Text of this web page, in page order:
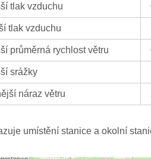
tlak vzduchu
tlak vzduchu
průměrná rychlost větru
srážky
náraz větru
umístění stanice a okolní